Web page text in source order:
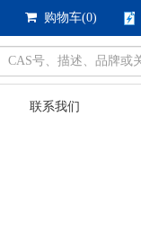
购物车(0)
联系我们